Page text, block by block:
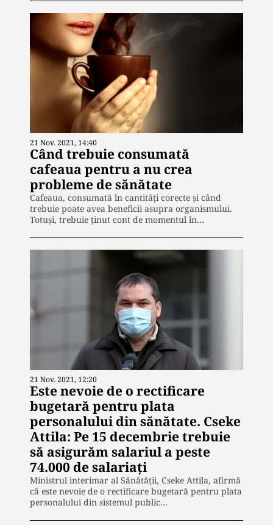
21 Nov. 2021, 14:40
Când trebuie consumată
cafeaua pentru a nu crea
probleme de sănătate
Cafeaua, consumată în cantități corecte și când
trebuie poate avea beneficii asupra organismului.
Totuși, trebuie ținut cont de momentul în…
21 Nov. 2021, 12:20
Este nevoie de o rectificare
bugetară pentru plata
personalului din sănătate. Cseke
Attila: Pe 15 decembrie trebuie
să asigurăm salariul a peste
74.000 de salariaţi
Ministrul interimar al Sănătăţii, Cseke Attila, afirmă
că este nevoie de o rectificare bugetară pentru plata
personalului din sistemul public…